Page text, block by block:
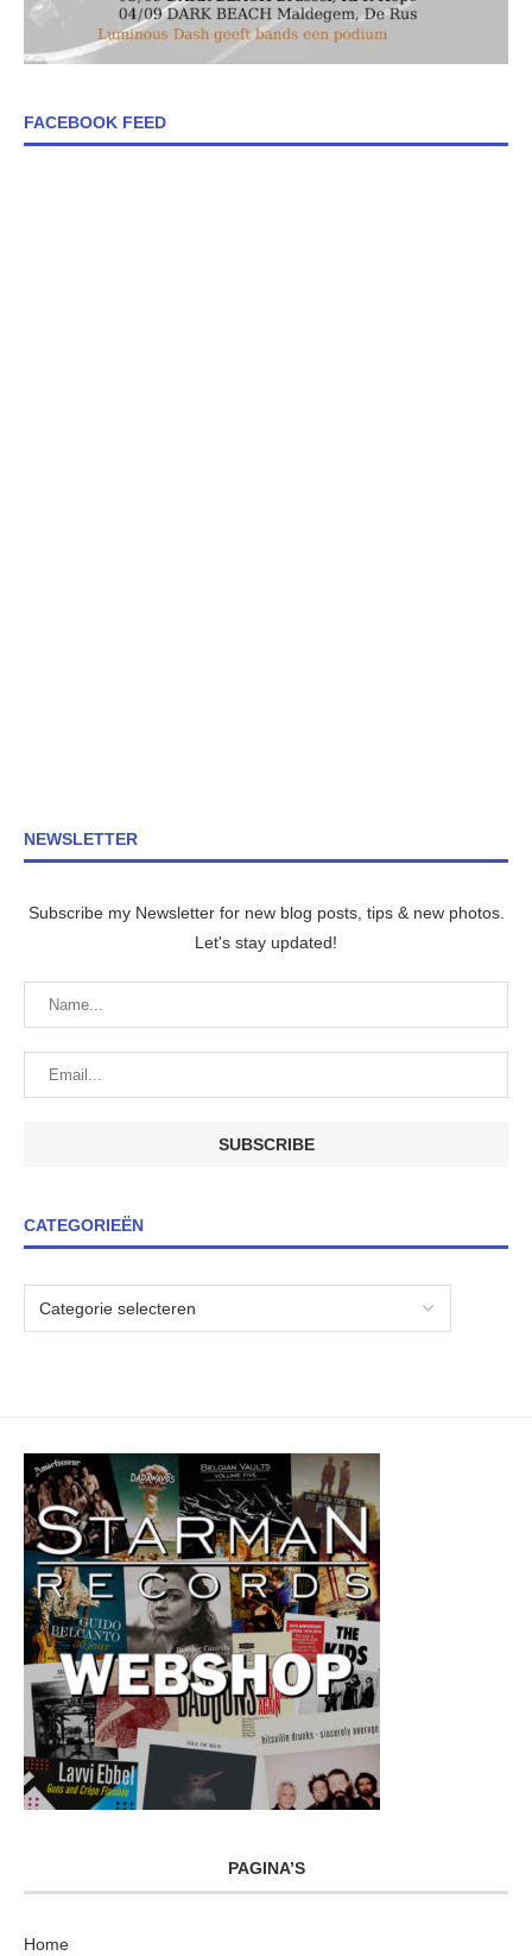
FACEBOOK FEED
NEWSLETTER
Subscribe my Newsletter for new blog posts, tips & new photos.
Let's stay updated!
CATEGORIEËN
PAGINA’S
Home